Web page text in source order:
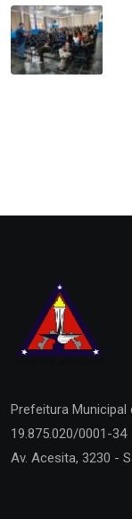
Prefeitura Municipal
19.875.020/0001-34
Av. Acesita, 3230 -